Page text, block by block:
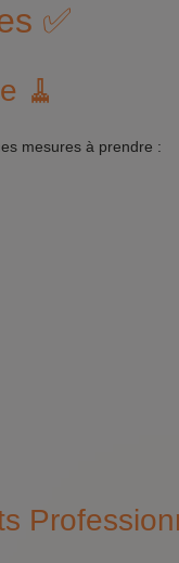
✅
🧹
mesures à prendre :